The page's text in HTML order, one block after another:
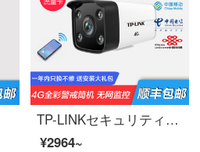
TP-LINKセキュリティ4 G全網通は、ネットワークを必要とせず、日夜フルカラーの無線監視カメラでSIM携帯カードの屋外防水防塵筒機を挿入します。4 G全網通は日夜フルカラーです。【フラックスカード対応携帯カード】メモリなしです。
¥2964~